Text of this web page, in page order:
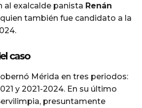
al exalcalde panista Renán
quien también fue candidato a la
caso
Mérida en tres periodos:
y 2021-2024. En su último
presuntamente